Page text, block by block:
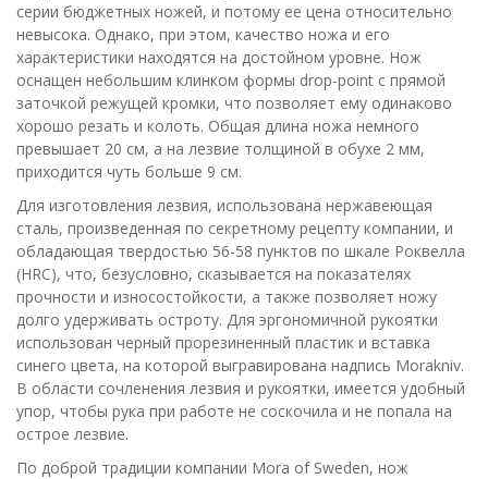
серии бюджетных ножей, и потому ее цена относительно
невысока. Однако, при этом, качество ножа и его
характеристики находятся на достойном уровне. Нож
оснащен небольшим клинком формы drop-point с прямой
заточкой режущей кромки, что позволяет ему одинаково
хорошо резать и колоть. Общая длина ножа немного
превышает 20 см, а на лезвие толщиной в обухе 2 мм,
приходится чуть больше 9 см.
Для изготовления лезвия, использована нержавеющая
сталь, произведенная по секретному рецепту компании, и
обладающая твердостью 56-58 пунктов по шкале Роквелла
(HRC), что, безусловно, сказывается на показателях
прочности и износостойкости, а также позволяет ножу
долго удерживать остроту. Для эргономичной рукоятки
использован черный прорезиненный пластик и вставка
синего цвета, на которой выгравирована надпись Morakniv.
В области сочленения лезвия и рукоятки, имеется удобный
упор, чтобы рука при работе не соскочила и не попала на
острое лезвие.
По доброй традиции компании Mora of Sweden, нож